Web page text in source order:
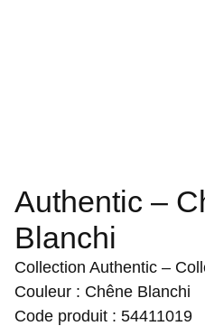
Authentic –
Blanchi
Collection Authentic –
Couleur : Chêne Blanchi
Code produit : 54411019